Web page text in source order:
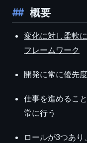
概要
変化に対し柔軟
フレームワーク
開発に常に優先
仕事を進めるこ
常に行う
ロールが3つあ